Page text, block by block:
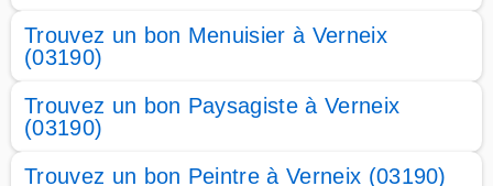
Trouvez un bon Menuisier à Verneix
(03190)
Trouvez un bon Paysagiste à Verneix
(03190)
Trouvez un bon Peintre à Verneix (03190)